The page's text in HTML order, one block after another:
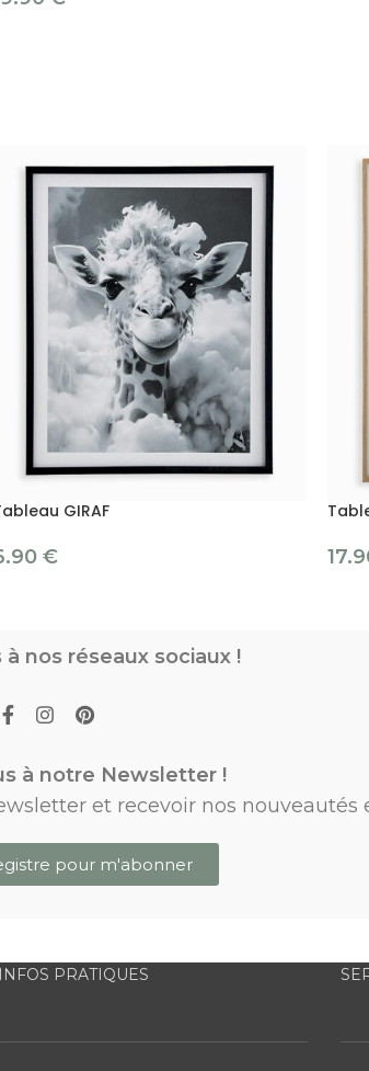
GIRAF
€
nos réseaux sociaux !
à notre Newsletter !
et recevoir nos nouveautés
pour m'abonner
INFOS PRATIQUES